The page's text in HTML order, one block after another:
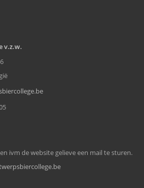
v.z.w.
ivm de website gelieve een mail te sturen.